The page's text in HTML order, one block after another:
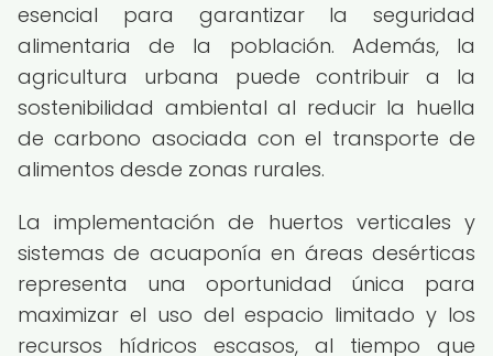
esencial para garantizar la seguridad
alimentaria de la población. Además, la
agricultura urbana puede contribuir a la
sostenibilidad ambiental al reducir la huella
de carbono asociada con el transporte de
alimentos desde zonas rurales.
La implementación de huertos verticales y
sistemas de acuaponía en áreas desérticas
representa una oportunidad única para
maximizar el uso del espacio limitado y los
recursos hídricos escasos, al tiempo que